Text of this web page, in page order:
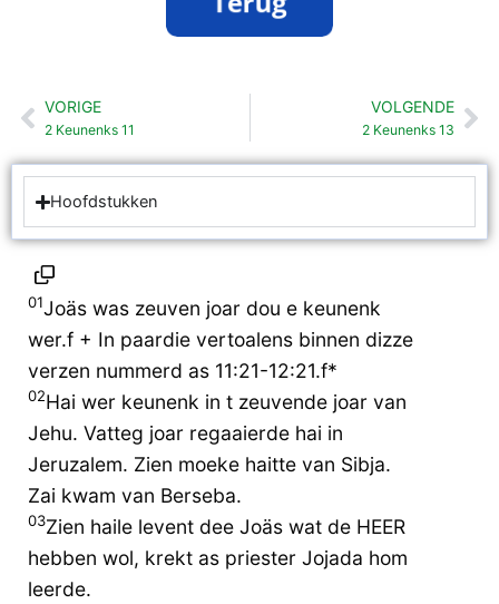
Vorige
VORIGE
2 Keunenks 11
VOLGENDE
2 Keunenks 13
Hoofdstukken
01Joäs was zeuven joar dou e keunenk
wer.f + In paardie vertoalens binnen dizze
verzen nummerd as 11:21-12:21.f*
02Hai wer keunenk in t zeuvende joar van
Jehu. Vatteg joar regaaierde hai in
Jeruzalem. Zien moeke haitte van Sibja.
Zai kwam van Berseba.
03Zien haile levent dee Joäs wat de HEER
hebben wol, krekt as priester Jojada hom
leerde.